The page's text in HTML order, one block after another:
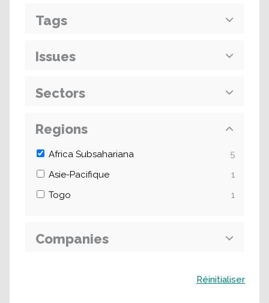
Tags
Issues
Sectors
Regions
Africa Subsahariana
5
Asie-Pacifique
1
Togo
1
Companies
Réinitialiser